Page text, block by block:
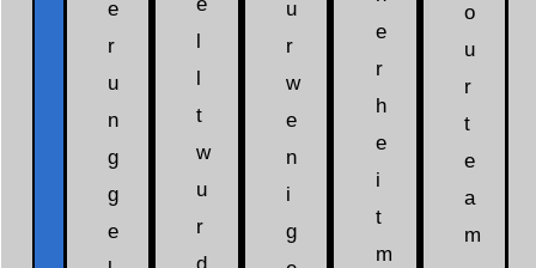
e
r
u
n
g
g
e
l
l
t
w
u
r
u
r
w
e
n
i
g
e
r
h
e
i
t
m
o
u
r
t
e
a
m